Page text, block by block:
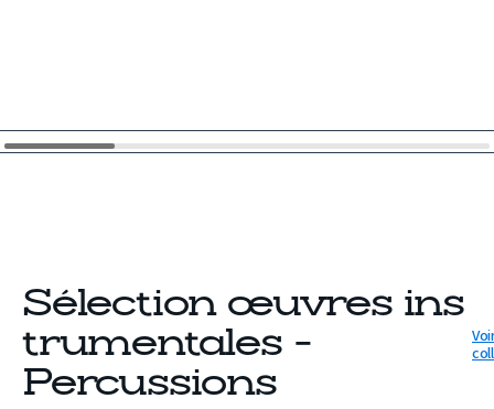
Sélection œuvres ins
trumentales -
Percussions